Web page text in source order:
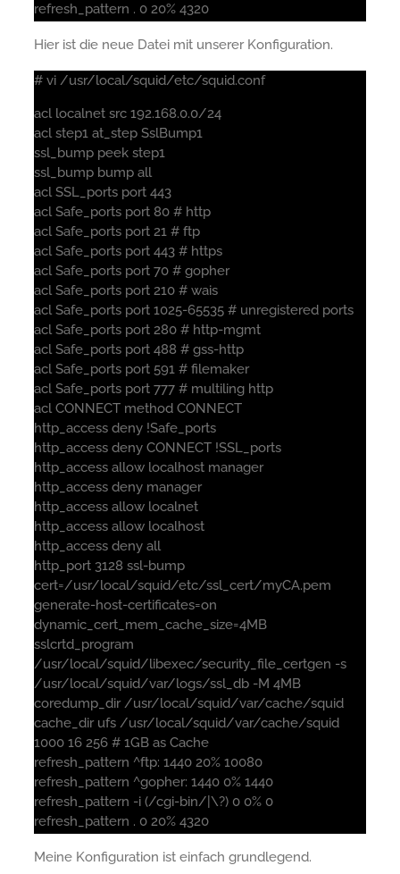
refresh_pattern . 0 20% 4320
Hier ist die neue Datei mit unserer Konfiguration.
# vi /usr/local/squid/etc/squid.conf
acl localnet src 192.168.0.0/24
acl step1 at_step SslBump1
ssl_bump peek step1
ssl_bump bump all
acl SSL_ports port 443
acl Safe_ports port 80 # http
acl Safe_ports port 21 # ftp
acl Safe_ports port 443 # https
acl Safe_ports port 70 # gopher
acl Safe_ports port 210 # wais
acl Safe_ports port 1025-65535 # unregistered ports
acl Safe_ports port 280 # http-mgmt
acl Safe_ports port 488 # gss-http
acl Safe_ports port 591 # filemaker
acl Safe_ports port 777 # multiling http
acl CONNECT method CONNECT
http_access deny !Safe_ports
http_access deny CONNECT !SSL_ports
http_access allow localhost manager
http_access deny manager
http_access allow localnet
http_access allow localhost
http_access deny all
http_port 3128 ssl-bump
cert=/usr/local/squid/etc/ssl_cert/myCA.pem
generate-host-certificates=on
dynamic_cert_mem_cache_size=4MB
sslcrtd_program
/usr/local/squid/libexec/security_file_certgen -s
/usr/local/squid/var/logs/ssl_db -M 4MB
coredump_dir /usr/local/squid/var/cache/squid
cache_dir ufs /usr/local/squid/var/cache/squid
1000 16 256 # 1GB as Cache
refresh_pattern ^ftp: 1440 20% 10080
refresh_pattern ^gopher: 1440 0% 1440
refresh_pattern -i (/cgi-bin/|\?) 0 0% 0
refresh_pattern . 0 20% 4320
Meine Konfiguration ist einfach grundlegend.